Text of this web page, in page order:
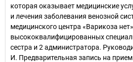
которая оказывает медицинские
и лечения заболевания венозной
медицинского центра «Варикоза
высококвалифицированных
сестра и 2 администратора.
И. Предварительная запись на